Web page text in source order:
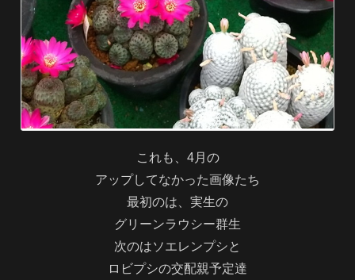
これも、4月の
アップしてなかった画像たち
最初のは、実生の
グリーンラウシー群生
次のはソエレンプシと
ロビプシの交配親予定達